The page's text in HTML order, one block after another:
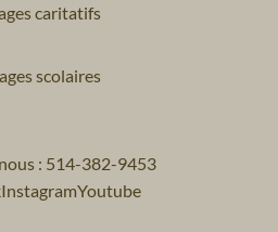
caritatifs
scolaires
: 514-382-9453
InstagramYoutube